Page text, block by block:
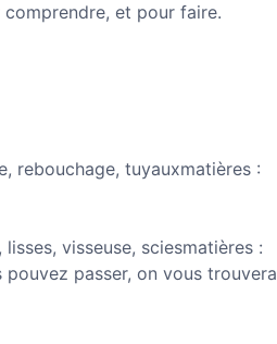
comprendre, et pour faire.
rebouchage, tuyauxmatières :
visseuse, sciesmatières :
passer, on vous trouvera